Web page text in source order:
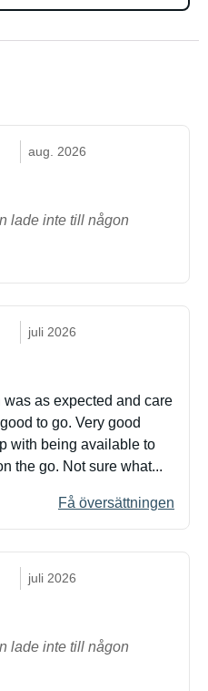
aug. 2026
lade inte till någon
juli 2026
as expected and care
to go. Very good
with being available to
the go. Not sure what...
Få översättningen
juli 2026
lade inte till någon